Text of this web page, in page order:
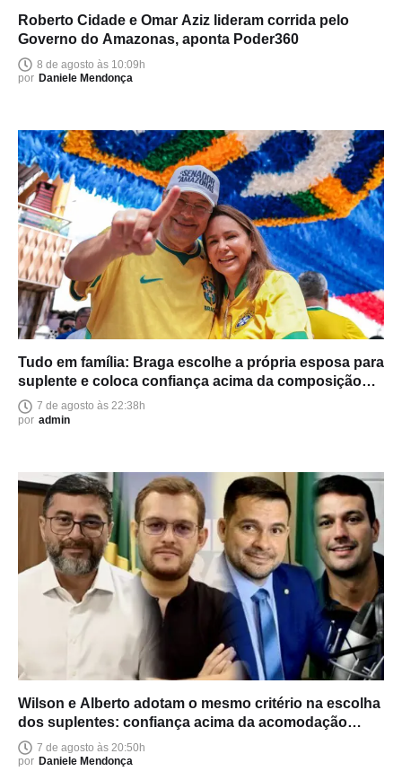
Roberto Cidade e Omar Aziz lideram corrida pelo
Governo do Amazonas, aponta Poder360
8 de agosto às 10:09h
por Daniele Mendonça
Tudo em família: Braga escolhe a própria esposa para
suplente e coloca confiança acima da composição
política
7 de agosto às 22:38h
por admin
Wilson e Alberto adotam o mesmo critério na escolha
dos suplentes: confiança acima da acomodação
política
7 de agosto às 20:50h
por Daniele Mendonça